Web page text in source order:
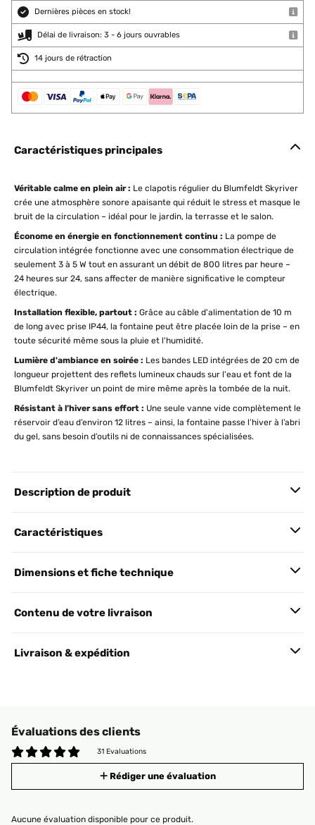
Dernières pièces en stock!
Délai de livraison: 3 - 6 jours ouvrables
14 jours de rétraction
Caractéristiques principales
Véritable calme en plein air : Le clapotis régulier du Blumfeldt Skyriver
crée une atmosphère sonore apaisante qui réduit le stress et masque le
bruit de la circulation – idéal pour le jardin, la terrasse et le salon.
Économe en énergie en fonctionnement continu : La pompe de
circulation intégrée fonctionne avec une consommation électrique de
seulement 3 à 5 W tout en assurant un débit de 800 litres par heure –
24 heures sur 24, sans affecter de manière significative le compteur
électrique.
Installation flexible, partout : Grâce au câble d'alimentation de 10 m
de long avec prise IP44, la fontaine peut être placée loin de la prise – en
toute sécurité même sous la pluie et l'humidité.
Lumière d'ambiance en soirée : Les bandes LED intégrées de 20 cm de
longueur projettent des reflets lumineux chauds sur l'eau et font de la
Blumfeldt Skyriver un point de mire même après la tombée de la nuit.
Résistant à l’hiver sans effort : Une seule vanne vide complètement le
réservoir d’eau d’environ 12 litres – ainsi, la fontaine passe l’hiver à l’abri
du gel, sans besoin d’outils ni de connaissances spécialisées.
Description de produit
Caractéristiques
Dimensions et fiche technique
Contenu de votre livraison
Livraison & expédition
Évaluations des clients
31 Evaluations
Rédiger une évaluation
Aucune évaluation disponible pour ce produit.